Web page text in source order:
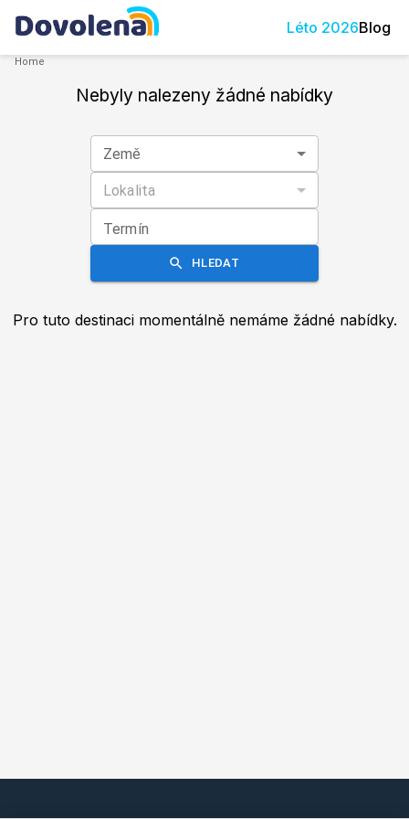
Léto 2026Blog
Home
Nebyly nalezeny žádné nabídky
Země
Lokalita
Termín
HLEDAT
Pro tuto destinaci momentálně nemáme žádné nabídky.